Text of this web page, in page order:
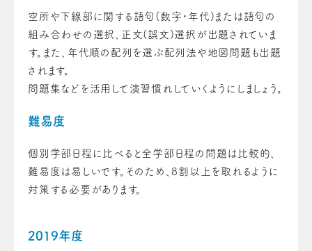
空所や下線部に関する語句(数字・年代)または語句の
組み合わせの選択、正文(誤文)選択が出題されていま
す。また、年代順の配列を選ぶ配列法や地図問題も出題
されます。
問題集などを活用して演習慣れしていくようにしましょう。
難易度
個別学部日程に比べると全学部日程の問題は比較的、
難易度は易しいです。そのため、8割以上を取れるように
対策する必要があります。
2019年度